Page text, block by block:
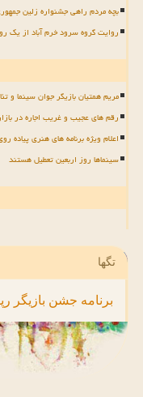
بچه مردم راهی جشنواره زلین
روایت گروه سرود خرم آباد از یک
مریم همتیان بازیگر جوان سینما و
رقم های عجیب و غریب اجاره در
اعلام ویژه برنامه های هنری پیاده
سینماها روز اربعین تعطیل هستند
تگها
برنامه جشن بازیگر